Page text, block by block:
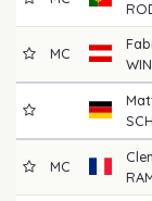
MC
MC